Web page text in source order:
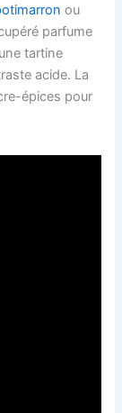
ou
parfume
tartine
acide. La
épices pour